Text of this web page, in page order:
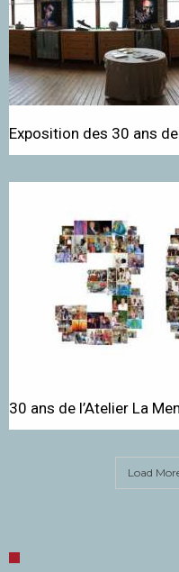
Exposition des 30 ans
30 ans de l’Atelier La
Load